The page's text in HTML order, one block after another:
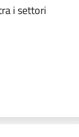
i settori